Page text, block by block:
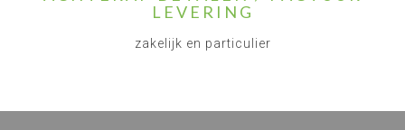
LEVERING
zakelijk en particulier